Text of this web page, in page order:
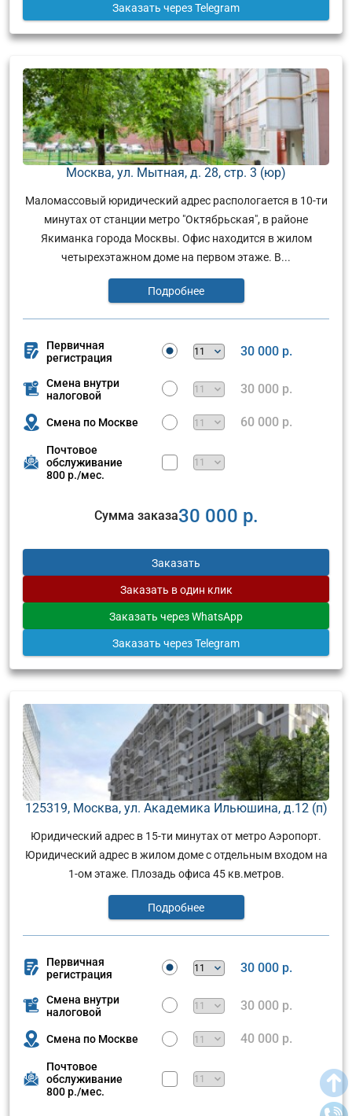
Заказать через Telegram
Москва, ул. Мытная, д. 28, стр. 3 (юр)
Маломассовый юридический адрес распологается в 10-ти
минутах от станции метро "Октябрьская", в районе
Якиманка города Москвы. Офис находится в жилом
четырехэтажном доме на первом этаже. В...
Подробнее
Первичная
регистрация
30 000 р.
Смена внутри
налоговой
30 000 р.
Смена по Москве 60 000 р.
Почтовое
обслуживание
800 р./мес.
Сумма заказа30 000 р.
Заказать
Заказать в один клик
Заказать через WhatsApp
Заказать через Telegram
125319, Москва, ул. Академика Ильюшина, д.12 (п)
Юридический адрес в 15-ти минутах от метро Аэропорт.
Юридический адрес в жилом доме с отдельным входом на
1-ом этаже. Плозадь офиса 45 кв.метров.
Подробнее
Первичная
регистрация
30 000 р.
Смена внутри
налоговой
30 000 р.
Смена по Москве 40 000 р.
Почтовое
обслуживание
800 р./мес.